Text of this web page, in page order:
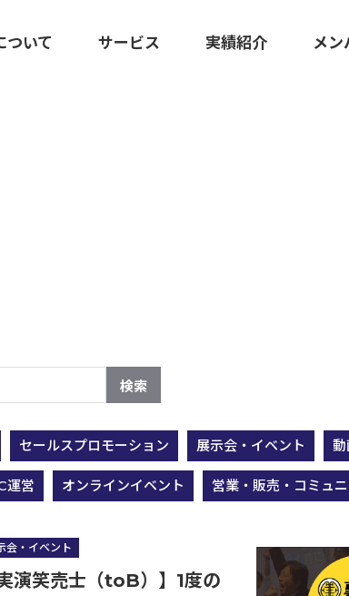
ついて サービス
クリエイティブ・ツール制作
実演笑売士・タレント
実績紹介 メン
セールスプロモーション 展示会・イベント
運営 オンラインイベント 営業・販売・コミュ
会・イベント
実演笑売士（toB）】1度の